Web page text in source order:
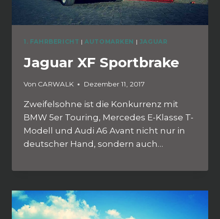
1. FAHRBERICHT | AUTOMARKEN | JAGUAR
Jaguar XF Sportbrake
Von CARWALK Dezember 11, 2017
Zweifelsohne ist die Konkurrenz mit
BMW 5er Touring, Mercedes E-Klasse T-
Modell und Audi A6 Avant nicht nur in
deutscher Hand, sondern auch…